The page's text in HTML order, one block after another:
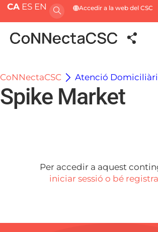
CA ES EN Accedir a la web del CSC
CoNNectaCSC Atenció
Spike Market
Per accedir a aquest
iniciar sessió o bé